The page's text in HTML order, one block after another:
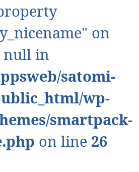
on
null in
satomi-
wp-
smartpack-
on line 26